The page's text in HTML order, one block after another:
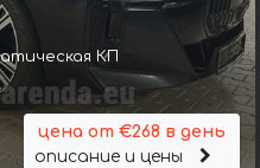
КП
цена от €268 в день
описание и цены